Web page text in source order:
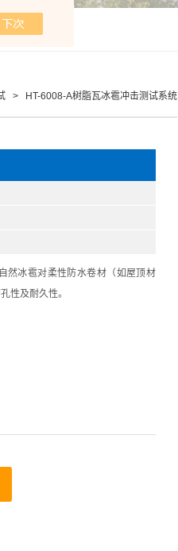
机 |
> HT-6008-A树脂瓦冰雹冲击测试系统
然冰雹对柔性防水卷材（如屋顶材
性及耐久性。